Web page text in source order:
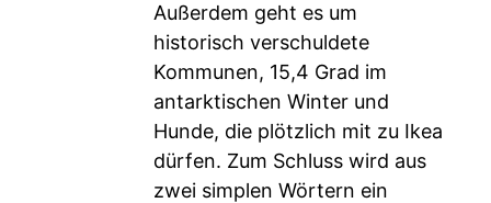
Außerdem geht es um
historisch verschuldete
Kommunen, 15,4 Grad im
antarktischen Winter und
Hunde, die plötzlich mit zu Ikea
dürfen. Zum Schluss wird aus
zwei simplen Wörtern ein